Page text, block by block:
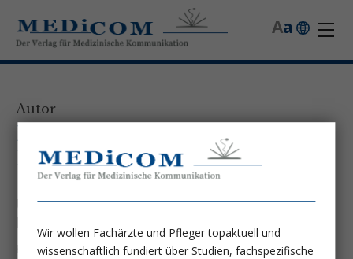
a
A
Autor
PD Dr. habil. Johannes Wild,
MHBA
Universitätsklinikum Marburg, Klinik für
Kontakt unter: Johannes.Wild@uk-gm.de
Wir wollen Fachärzte und Pfleger topaktuell und
wissenschaftlich fundiert über Studien, fachspezifische